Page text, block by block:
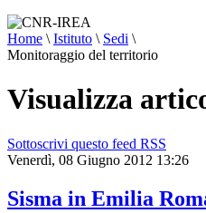
Home \ Istituto \ Sedi \
Monitoraggio del territorio
Visualizza
Sottoscrivi questo feed RSS
Venerdì, 08 Giugno 2012 13:26
Sisma in Emilia